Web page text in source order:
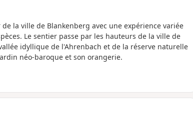
la ville de Blankenberg avec une expérience variée
Le sentier passe par les hauteurs de la ville de
idyllique de l'Ahrenbach et de la réserve naturelle
néo-baroque et son orangerie.